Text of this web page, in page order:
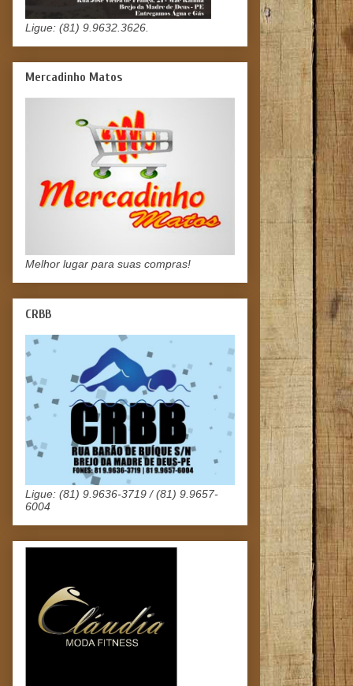
Ligue: (81) 9.9632.3626.
Mercadinho Matos
Melhor lugar para suas compras!
CRBB
Ligue: (81) 9.9636-3719 / (81) 9.9657-
6004